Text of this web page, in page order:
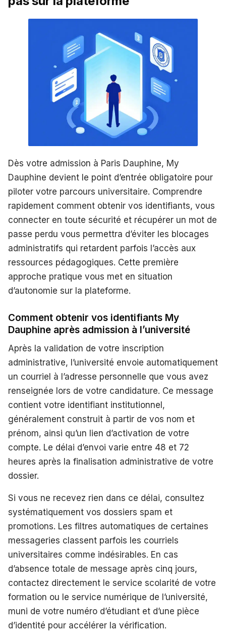
Dès votre admission à Paris Dauphine, My
Dauphine devient le point d’entrée obligatoire pour
piloter votre parcours universitaire. Comprendre
rapidement comment obtenir vos identifiants, vous
connecter en toute sécurité et récupérer un mot de
passe perdu vous permettra d’éviter les blocages
administratifs qui retardent parfois l’accès aux
ressources pédagogiques. Cette première
approche pratique vous met en situation
d’autonomie sur la plateforme.
Comment obtenir vos identifiants My
Dauphine après admission à l’université
Après la validation de votre inscription
administrative, l’université envoie automatiquement
un courriel à l’adresse personnelle que vous avez
renseignée lors de votre candidature. Ce message
contient votre identifiant institutionnel,
généralement construit à partir de vos nom et
prénom, ainsi qu’un lien d’activation de votre
compte. Le délai d’envoi varie entre 48 et 72
heures après la finalisation administrative de votre
dossier.
Si vous ne recevez rien dans ce délai, consultez
systématiquement vos dossiers spam et
promotions. Les filtres automatiques de certaines
messageries classent parfois les courriels
universitaires comme indésirables. En cas
d’absence totale de message après cinq jours,
contactez directement le service scolarité de votre
formation ou le service numérique de l’université,
muni de votre numéro d’étudiant et d’une pièce
d’identité pour accélérer la vérification.